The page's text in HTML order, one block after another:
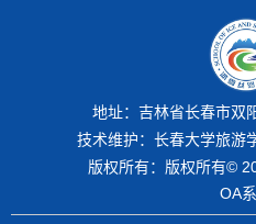
地址：吉林省长春市双
技术维护：长春大学旅游
版权所有：版权所有©
OA